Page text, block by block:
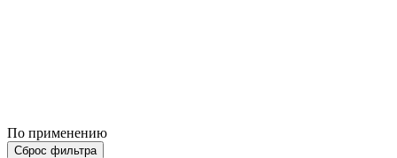
По применению
Сброс фильтра